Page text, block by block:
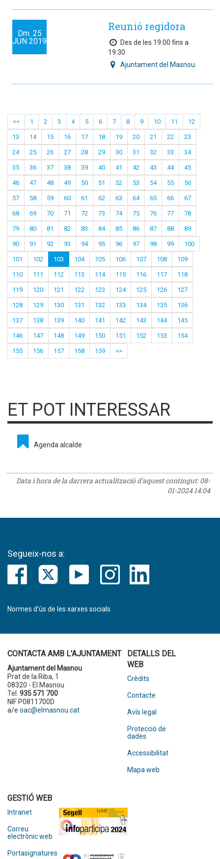
Dm. 25
JUN 2019
Reunió regidora
Des de les 19:00 fins a
19:30
Ajuntament del Masnou
<< 1 2 3 4 5 6 7 8 9 10 11 12
13 14 15 16 17 18 19 20 21 22 23
24 25 26 27 28 29 30 31 32 33 34
35 36 37 38 39 40 41 42 43 44 45
46 47 48 49 50 51 52 53 54 55 56
57 58 59 60 61 62 63 64 65 66 67
68 69 70 71 72 73 74 75 76 77 78
79 80 81 82 83 84 85 86 87 88 89
90 91 92 93 94 95 96 97 98 99 100
101 102 103 104 105 106 107 108 109
110 111 112 113 114 115 116 117 118
119 120 121 122 123 124 125 126 127
128 129 130 131 132 133 134 135 136
137 138 139 140 141 142 143 144 145
146 147 148 149 150 151 152 153 154
155 156 157 158 159 >>
ET POT INTERESSAR
Agenda alcalde
Data i hora de la darrera actualització d'aquest contingut:08-
01-2024 14:04
Segueix-nos a:
Normes d’ús de les xarxes socials
CONTACTA AMB L'AJUNTAMENT
Ajuntament del Masnou
Prat de la Riba, 1
08320 - El Masnou
Tel. 935 571 700
NIF P0811700D
a/e oac@elmasnou.cat
DETALLS DEL
WEB
Crèdits
Contacte
Avís legal
Protecció de
dades
Accessibilitat
Mapa web
GESTIÓ WEB
Intranet
Correu
electrònic web
Portasignatures